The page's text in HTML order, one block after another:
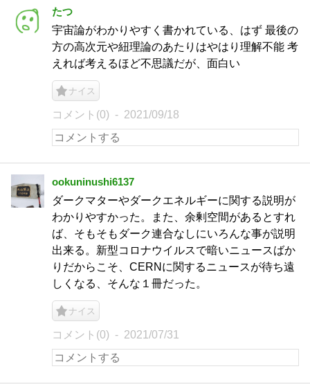
たつ
宇宙論がわかりやすく書かれている、はず 最後の
方の高次元や紐理論のあたりはやはり理解不能 考
えれば考えるほど不思議だが、面白い
ナイス
コメント(0) 2021/09/18
ookuninushi6137
ダークマターやダークエネルギーに関する説明が
わかりやすかった。また、余剰空間があるとすれ
ば、そもそもダーク連合なしにいろんな事が説明
出来る。新型コロナウイルスで暗いニュースばか
りだからこそ、CERNに関するニュースが待ち遠
しくなる、そんな１冊だった。
ナイス
コメント(0) 2021/07/31